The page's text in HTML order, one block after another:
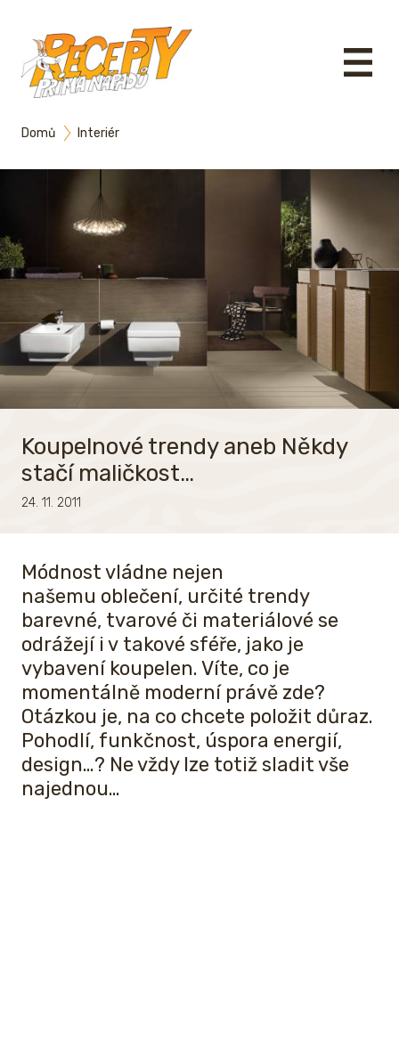
Domů Interiér
Koupelnové trendy aneb Někdy
stačí maličkost…
24. 11. 2011
Módnost vládne nejen
našemu oblečení, určité trendy
barevné, tvarové či materiálové se
odrážejí i v takové sféře, jako je
vybavení koupelen. Víte, co je
momentálně moderní právě zde?
Otázkou je, na co chcete položit důraz.
Pohodlí, funkčnost, úspora energií,
design…? Ne vždy lze totiž sladit vše
najednou…